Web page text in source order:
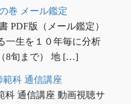
巻 メール鑑定
PDF版（メール鑑定）
一生を１０年毎に分析
8旬まで） 地 […]
範科 通信講座
科 通信講座 動画視聴サ